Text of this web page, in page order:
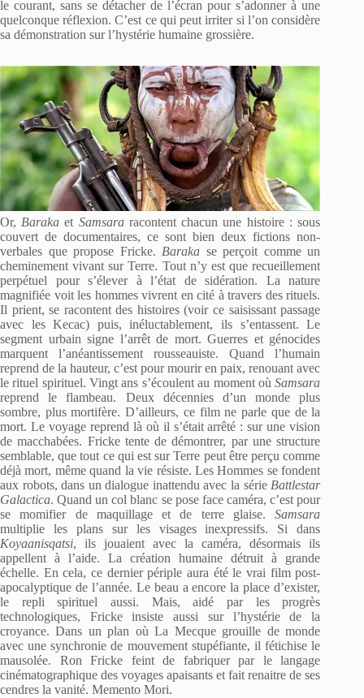
le courant, sans se détacher de l’écran pour s’adonner à une
quelconque réflexion. C’est ce qui peut irriter si l’on considère
sa démonstration sur l’hystérie humaine grossière.
Or, Baraka et Samsararacontent chacun une histoire : sous
couvert de documentaires, ce sont bien deux fictions non-
verbales que propose Fricke. Baraka se perçoit comme un
cheminement vivant sur Terre. Tout n’y est que recueillement
perpétuel pour s’élever à l’état de sidération. La nature
magnifiée voit les hommes vivrent en cité à travers des rituels.
Il prient, se racontent des histoires (voir ce saisissant passage
avec les Kecac) puis, inéluctablement, ils s’entassent. Le
segment urbain signe l’arrêt de mort. Guerres et génocides
marquent l’anéantissement rousseauiste. Quand l’humain
reprend de la hauteur, c’est pour mourir en paix, renouant avec
le rituel spirituel. Vingt ans s’écoulent au moment oùSamsara
reprend le flambeau. Deux décennies d’un monde plus
sombre, plus mortifère. D’ailleurs, ce film ne parle que de la
mort. Le voyage reprend là où il s’était arrêté : sur une vision
de macchabées. Fricke tente de démontrer, par une structure
semblable, que tout ce qui est sur Terre peut être perçu comme
déjà mort, même quand la vie résiste. Les Hommes se fondent
aux robots, dans un dialogue inattendu avec la série Battlestar
Galactica. Quand un col blanc se pose face caméra, c’est pour
se momifier de maquillage et de terre glaise.Samsara
multiplie les plans sur les visages inexpressifs. Si dans
Koyaanisqatsi, ils jouaient avec la caméra, désormais ils
appellent à l’aide. La création humaine détruit à grande
échelle. En cela, ce dernier périple aura été le vrai film post-
apocalyptique de l’année. Le beau a encore la place d’exister,
le repli spirituel aussi. Mais, aidé par les progrès
technologiques, Fricke insiste aussi sur l’hystérie de la
croyance. Dans un plan où La Mecque grouille de monde
avec une synchronie de mouvement stupéfiante, il fétichise le
mausolée. Ron Fricke feint de fabriquer par le langage
cinématographique des voyages apaisants et fait renaitre de ses
cendres la vanité. Memento Mori.